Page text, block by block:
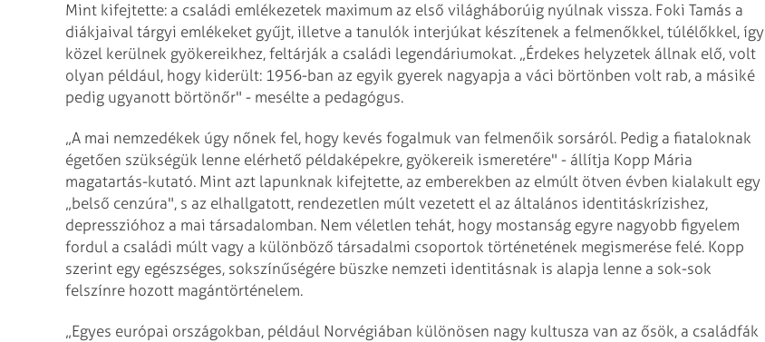
Mint kifejtette: a családi emlékezetek maximum az első világháborúig nyúlnak vissza. Foki Tamás a
diákjaival tárgyi emlékeket gyűjt, illetve a tanulók interjúkat készítenek a felmenőkkel, túlélőkkel, így
közel kerülnek gyökereikhez, feltárják a családi legendáriumokat. „Érdekes helyzetek állnak elő, volt
olyan például, hogy kiderült: 1956-ban az egyik gyerek nagyapja a váci börtönben volt rab, a másiké
pedig ugyanott börtönőr" - mesélte a pedagógus.
„A mai nemzedékek úgy nőnek fel, hogy kevés fogalmuk van felmenőik sorsáról. Pedig a fiataloknak
égetően szükségük lenne elérhető példaképekre, gyökereik ismeretére" - állítja Kopp Mária
magatartás-kutató. Mint azt lapunknak kifejtette, az emberekben az elmúlt ötven évben kialakult egy
„belső cenzúra", s az elhallgatott, rendezetlen múlt vezetett el az általános identitáskrízishez,
depresszióhoz a mai társadalomban. Nem véletlen tehát, hogy mostanság egyre nagyobb figyelem
fordul a családi múlt vagy a különböző társadalmi csoportok történetének megismerése felé. Kopp
szerint egy egészséges, sokszínűségére büszke nemzeti identitásnak is alapja lenne a sok-sok
felszínre hozott magántörténelem.
„Egyes európai országokban, például Norvégiában különösen nagy kultusza van az ősök, a családfák